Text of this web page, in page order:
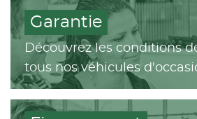
Garantie
Découvrez les conditions
tous nos véhicules